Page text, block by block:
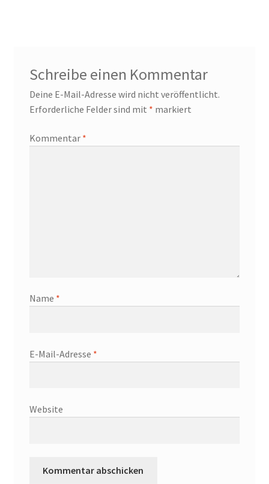
Schreibe einen Kommentar
Deine E-Mail-Adresse wird nicht veröffentlicht.
Erforderliche Felder sind mit * markiert
Kommentar *
Name *
E-Mail-Adresse *
Website